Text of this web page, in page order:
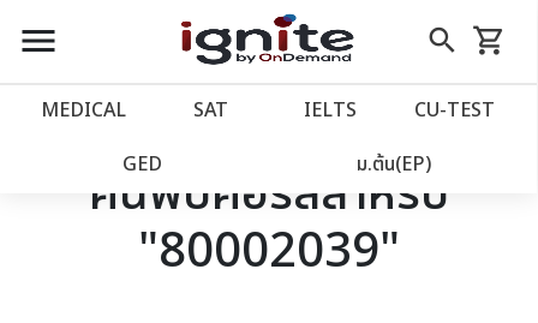
close
account_balance หน้าแรก
เว็บไซต์อิกไนท์
โปรโมชั่น
menu search
Skip
to
shopping_cart
รถเข็น
MEDICAL SAT IELTS CU‑TEST
GED ม.ต้น(EP)
ค้นพบคอร์สสำหรับ
"80002039"